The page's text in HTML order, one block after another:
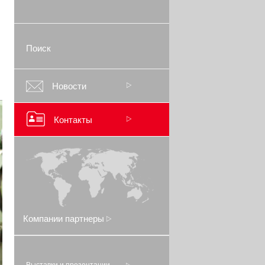
Поиск
Новости
Контакты
Компании партнеры